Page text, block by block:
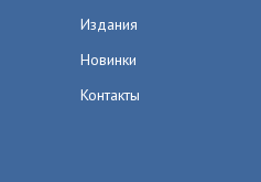
Издания
Новинки
Контакты